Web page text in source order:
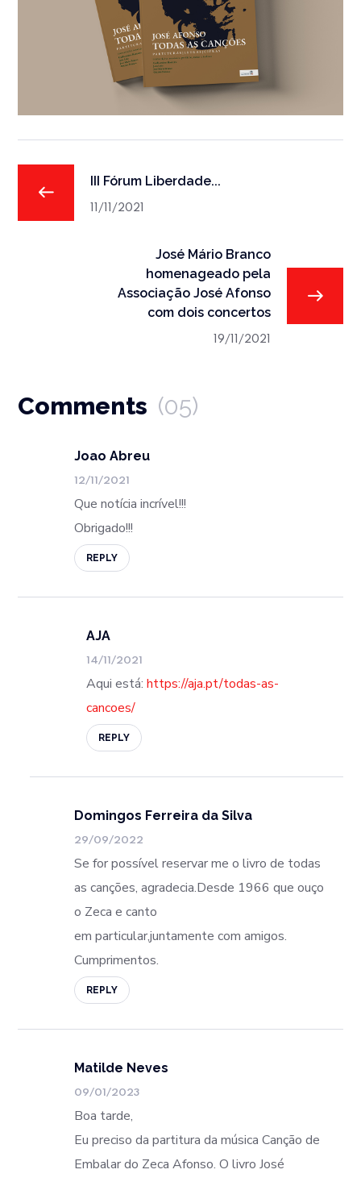
III Fórum Liberdade...
11/11/2021
José Mário Branco
homenageado pela
Associação José Afonso
com dois concertos
19/11/2021
Comments (05)
Joao Abreu
12/11/2021
Que notícia incrível!!!
Obrigado!!!
REPLY
AJA
14/11/2021
Aqui está:https://aja.pt/todas-as-
cancoes/
REPLY
Domingos Ferreira da Silva
29/09/2022
Se for possível reservar me o livro de todas
as canções, agradecia.Desde 1966 que ouço
o Zeca e canto
em particular,juntamente com amigos.
Cumprimentos.
REPLY
Matilde Neves
09/01/2023
Boa tarde,
Eu preciso da partitura da música Canção de
Embalar do Zeca Afonso. O livro José